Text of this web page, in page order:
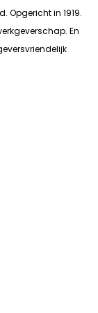
Opgericht in 1919.
En